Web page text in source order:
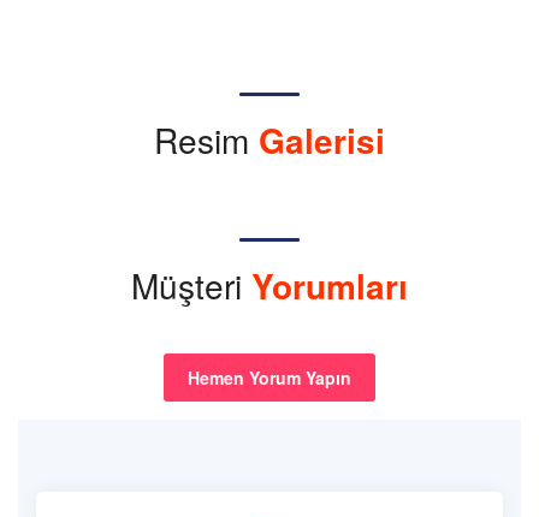
Resim Galerisi
Müşteri Yorumları
Hemen Yorum Yapın